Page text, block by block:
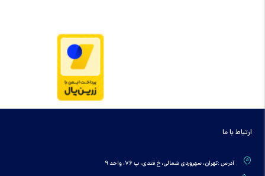
ارتباط با ما
آدرس :تهران، سهروردی شمالی، خ قندی، پ 76، واحد 9